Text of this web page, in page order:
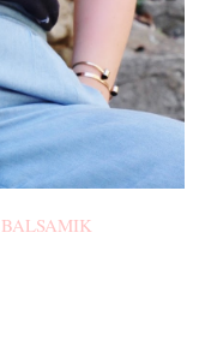
BALSAMIK